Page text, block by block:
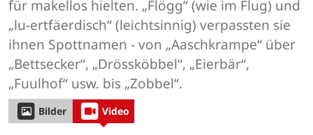
für makellos hielten. „Flögg“ (wie im Flug) und
„lu-ertfäerdisch“ (leichtsinnig) verpassten sie
ihnen Spottnamen - von „Aaschkrampe“ über
„Bettsecker“, „Drössköbbel“, „Eierbär“,
„Fuulhof“ usw. bis „Zobbel“.
Bilder Video